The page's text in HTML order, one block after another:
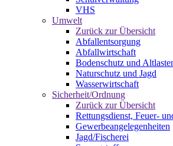
VHS
Umwelt
Zurück zur Übersicht
Abfallentsorgung
Abfallwirtschaft
Bodenschutz und
Naturschutz und Jagd
Wasserwirtschaft
Sicherheit/Ordnung
Zurück zur Übersicht
Rettungsdienst, Feuer-
Gewerbeangelegenheiten
Jagd/Fischerei